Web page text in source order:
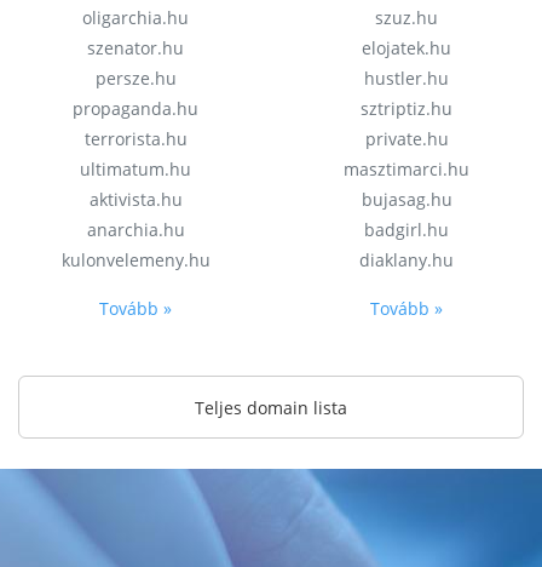
oligarchia.hu
szenator.hu
persze.hu
propaganda.hu
terrorista.hu
ultimatum.hu
aktivista.hu
anarchia.hu
kulonvelemeny.hu
Tovább »
szuz.hu
elojatek.hu
hustler.hu
sztriptiz.hu
private.hu
masztimarci.hu
bujasag.hu
badgirl.hu
diaklany.hu
Tovább »
Teljes domain lista